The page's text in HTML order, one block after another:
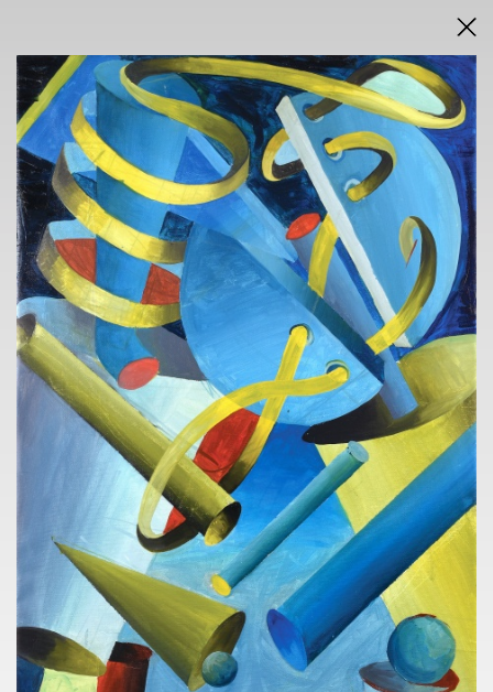
DRAŽEBNÍ VYHLÁŠKA
VÝSLEDKY AUKCE V PDF
AUKCE
ONLINE + SÁLOVÁ AUKCE
KAVÁRNA POŠTA
nám. Dr. E. Beneše 584/24, Liberec 1
sobota 23.11.2024
od 14.30 h
VÝSTAVA
KAVÁRNA POŠTA
nám. Dr. E. Beneše 584/24, Liberec 1
7. 11. - 21.11.2024
6.11.2004 v 18 h
KONTAKT
TOMÁŠ LEXA
+420 603 100 583
tomas.lexa@pragueauctions.com